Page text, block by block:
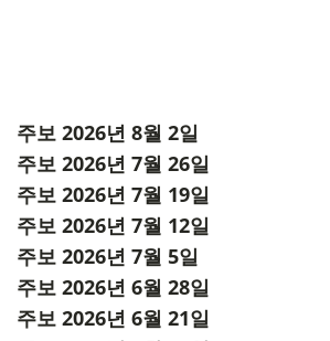
주보 2026년 8월 2일
주보 2026년 7월 26일
주보 2026년 7월 19일
주보 2026년 7월 12일
주보 2026년 7월 5일
주보 2026년 6월 28일
주보 2026년 6월 21일